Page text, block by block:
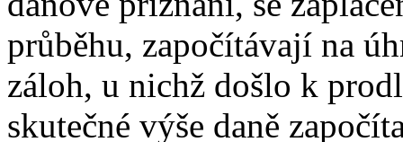
průběhu, započítávají na
záloh, u nichž došlo k
skutečné výše daně